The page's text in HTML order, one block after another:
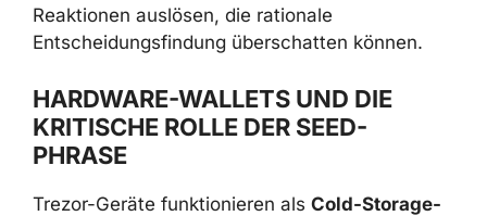
Reaktionen auslösen, die rationale
Entscheidungsfindung überschatten können.
HARDWARE-WALLETS UND DIE
KRITISCHE ROLLE DER SEED-
PHRASE
Trezor-Geräte funktionieren als Cold-Storage-